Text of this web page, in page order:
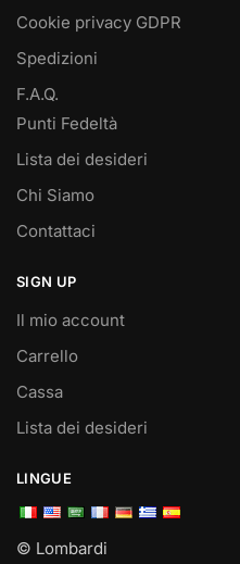
Cookie privacy GDPR
Spedizioni
F.A.Q.
Punti Fedeltà
Lista dei desideri
Chi Siamo
Contattaci
SIGN UP
Il mio account
Carrello
Cassa
Lista dei desideri
LINGUE
© Lombardi